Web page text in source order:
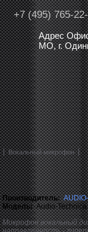
+7 (495) 765-
Адрес
МО, г.
Вокальный микрофон
Производитель:
Модель:Audio-Technica
Микрофон вокальный